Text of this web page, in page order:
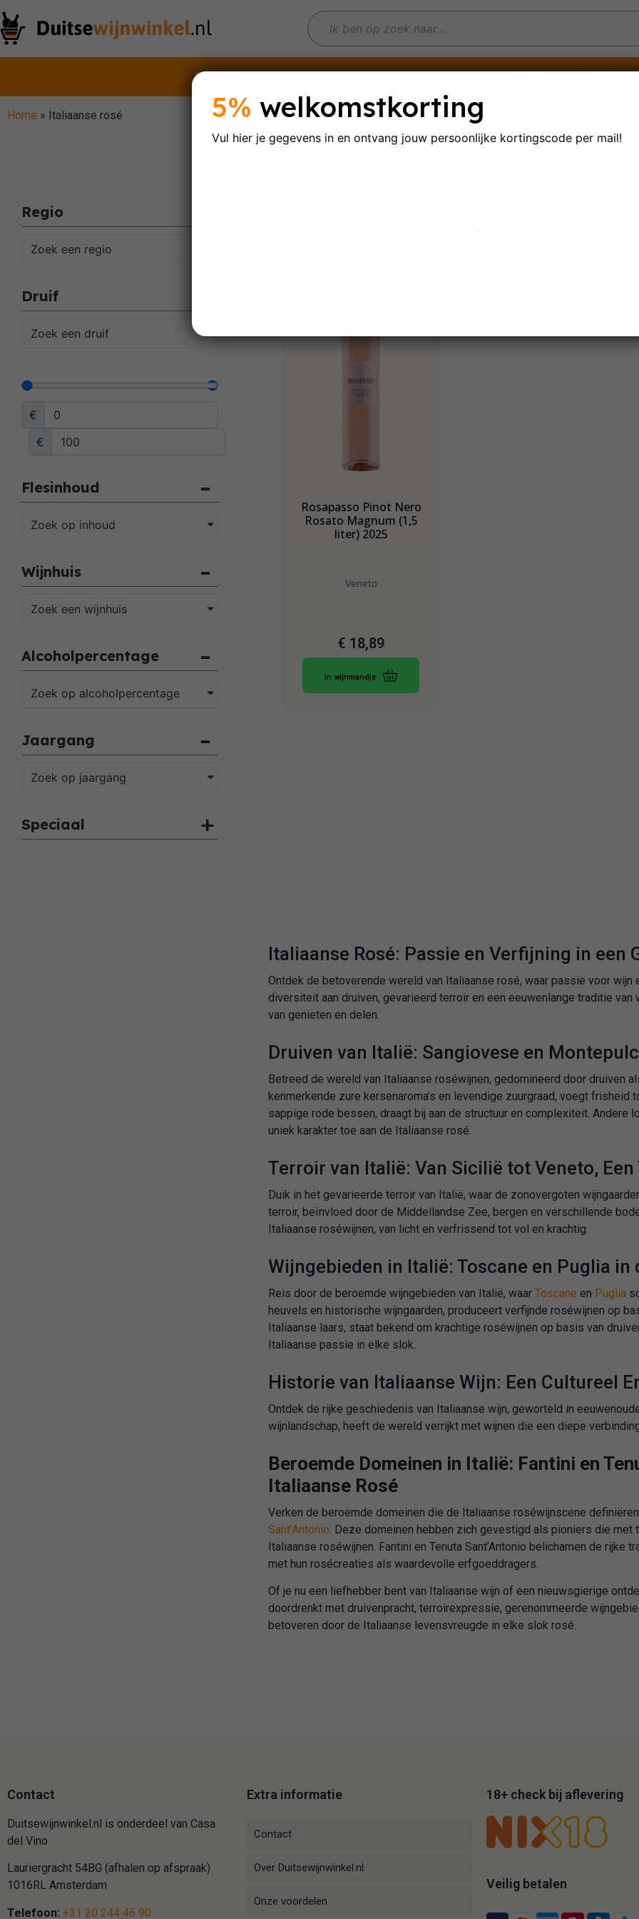
Rode wijnen Witte wijnen Mousserende wijnen Non-
Home » Italiaanse rosé
Italiaanse rosé
Regio
Zoek een regio
Druif
Zoek een druif
€
€
Flesinhoud
Zoek op inhoud
Wijnhuis
Zoek een wijnhuis
Alcoholpercentage
Zoek op alcoholpercentage
Jaargang
Zoek op jaargang
Speciaal
Rosapasso Pinot Nero
Rosato Magnum (1,5
liter) 2025
Veneto
€ 18,89
In wijnmandje
Italiaanse Rosé: Passie en Verfijning in een
Ontdek de betoverende wereld van Italiaanse rosé, waar passie voor
diversiteit aan druiven, gevarieerd terroir en een eeuwenlange traditie
van genieten en delen.
Druiven van Italië: Sangiovese en
Betreed de wereld van Italiaanse roséwijnen, gedomineerd door druiven
kenmerkende zure kersenaroma’s en levendige zuurgraad, voegt
sappige rode bessen, draagt bij aan de structuur en complexiteit. Andere
uniek karakter toe aan de Italiaanse rosé.
Terroir van Italië: Van Sicilië tot Veneto,
Duik in het gevarieerde terroir van Italië, waar de zonovergoten
terroir, beïnvloed door de Middellandse Zee, bergen en verschillende
Italiaanse roséwijnen, van licht en verfrissend tot vol en krachtig.
Wijngebieden in Italië: Toscane en Puglia in
Reis door de beroemde wijngebieden van Italië, waar Toscane en Puglia
heuvels en historische wijngaarden, produceert verfijnde roséwijnen op
Italiaanse laars, staat bekend om krachtige roséwijnen op basis van
Italiaanse passie in elke slok.
Historie van Italiaanse Wijn: Een Cultureel
Ontdek de rijke geschiedenis van Italiaanse wijn, geworteld in
wijnlandschap, heeft de wereld verrijkt met wijnen die een diepe
Beroemde Domeinen in Italië: Fantini en
Italiaanse Rosé
Verken de beroemde domeinen die de Italiaanse roséwijnscene
Sant’Antonio. Deze domeinen hebben zich gevestigd als pioniers die met
Italiaanse roséwijnen. Fantini en Tenuta Sant’Antonio belichamen de
met hun rosécreaties als waardevolle erfgoeddragers.
Of je nu een liefhebber bent van Italiaanse wijn of een nieuwsgierige
doordrenkt met druivenpracht, terroirexpressie, gerenommeerde
betoveren door de Italiaanse levensvreugde in elke slok rosé.
Contact
Duitsewijnwinkel.nl is onderdeel van Casa
del Vino
Lauriergracht 54BG (afhalen op afspraak)
1016RL Amsterdam
Telefoon: +31 20 244 46 90
Extra informatie
Contact
Over Duitsewijnwinkel.nl
Onze voordelen
18+ check bij aflevering
Veilig betalen
5% welkomstkorting
Vul hier je gegevens in en ontvang jouw persoonlijke kortingscode per mail!